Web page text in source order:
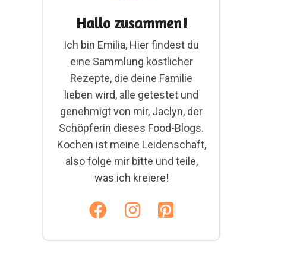
Hallo zusammen!
Ich bin Emilia, Hier findest du
eine Sammlung köstlicher
Rezepte, die deine Familie
lieben wird, alle getestet und
genehmigt von mir, Jaclyn, der
Schöpferin dieses Food-Blogs.
Kochen ist meine Leidenschaft,
also folge mir bitte und teile,
was ich kreiere!